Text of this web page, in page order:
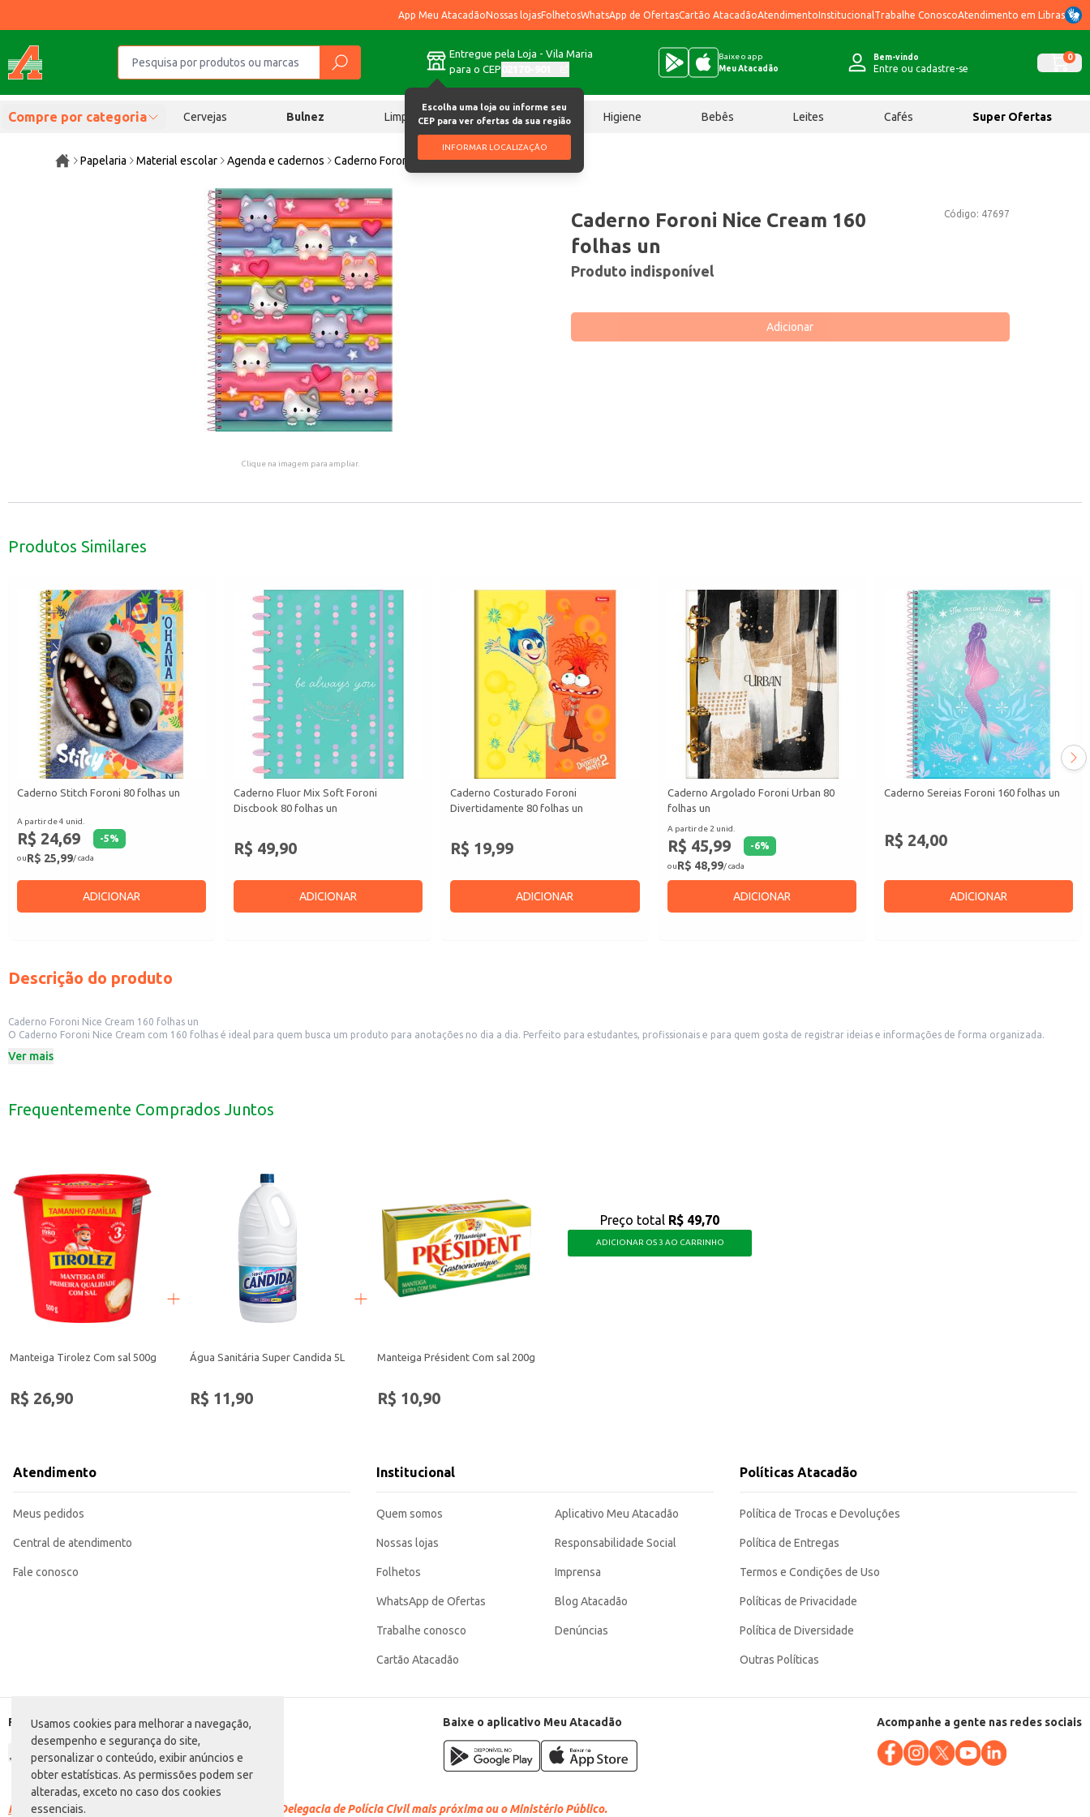
Usamos cookies para melhorar a navegação,
desempenho e segurança do site,
personalizar o conteúdo, exibir anúncios e
obter estatísticas. As permissões podem ser
alteradas, exceto no caso dos cookies
essenciais.
App Meu AtacadãoNossas lojasFolhetosWhatsApp de OfertasCartão AtacadãoAtendimentoInstitucional Trabalhe ConoscoAtendimento em Libras
Entregue pela Loja - Vila Maria
para o CEP
Escolha uma loja ou informe seu
CEP para ver ofertas da sua região
INFORMAR LOCALIZAÇÃO
Baixe o app
Meu Atacadão
Bem-vindo
Entre ou cadastre-se
0
Compre por categoria Cervejas Bulnez Limpeza Chocolates Higiene Bebês Leites Cafés Super Ofertas
Papelaria Material escolar Agenda e cadernos Caderno Foroni Nice Cream 160 folhas un
Clique na imagem para ampliar.
Código: 47697
Caderno Foroni Nice Cream 160
folhas un
Produto indisponível
Adicionar
Produtos Similares
Caderno Stitch Foroni 80 folhas un
A partir de 4 unid.
R$ 24,69 -5%
ouR$ 25,99/ cada
ADICIONAR
Caderno Fluor Mix Soft Foroni
Discbook 80 folhas un
R$ 49,90
ADICIONAR
Caderno Costurado Foroni
Divertidamente 80 folhas un
R$ 19,99
ADICIONAR
Caderno Argolado Foroni Urban 80
folhas un
A partir de 2 unid.
R$ 45,99 -6%
ouR$ 48,99/ cada
ADICIONAR
Caderno Sereias Foroni 160 folhas un
R$ 24,00
ADICIONAR
Descrição do produto
Caderno Foroni Nice Cream 160 folhas un
O Caderno Foroni Nice Cream com 160 folhas é ideal para quem busca um produto para anotações no dia a dia. Perfeito para estudantes, profissionais e para quem gosta de registrar ideias e informações de forma organizada.
Utilize para anotações em sala de aula ou no escritório.
Com o Caderno Foroni Nice Cream, você terá um produto prático e versátil para diversas finalidades, mantendo suas anotações sempre à mão.
Ver mais
Frequentemente Comprados Juntos
Manteiga Tirolez Com sal 500g
R$ 26,90
Água Sanitária Super Candida 5L
R$ 11,90
Manteiga Président Com sal 200g
R$ 10,90
Preço total R$ 49,70
ADICIONAR OS 3 AO CARRINHO
Atendimento
Meus pedidos
Central de atendimento
Fale conosco
Institucional
Quem somos
Nossas lojas
Folhetos
WhatsApp de Ofertas
Trabalhe conosco
Cartão Atacadão
Aplicativo Meu Atacadão
Responsabilidade Social
Imprensa
Blog Atacadão
Denúncias
Políticas Atacadão
Política de Trocas e Devoluções
Política de Entregas
Termos e Condições de Uso
Políticas de Privacidade
Política de Diversidade
Outras Políticas
Formas de pagamento Baixe o aplicativo Meu Atacadão Acompanhe a gente nas redes sociais
Racismo é crime. Denuncie. Disque 100 ou procure a Delegacia de Polícia Civil mais próxima ou o Ministério Público.